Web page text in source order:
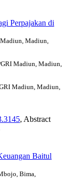
Perpajakan di
Madiun,
Madiun, Madiun,
Madiun, Madiun,
, Abstract
Baitul
Bima,